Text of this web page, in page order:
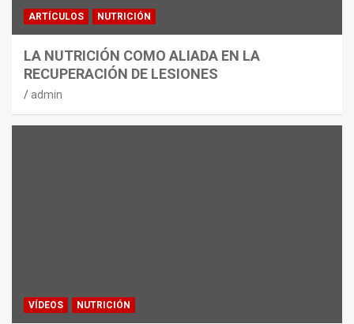
ARTÍCULOS NUTRICIÓN
LA NUTRICIÓN COMO ALIADA EN LA
RECUPERACIÓN DE LESIONES
admin
VÍDEOS NUTRICIÓN